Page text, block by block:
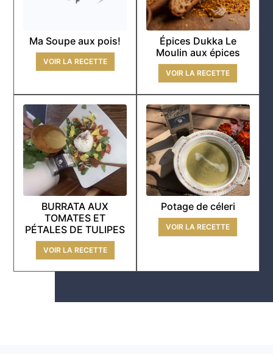
Ma Soupe aux pois!
VOIR LA RECETTE
Épices Dukka Le
Moulin aux épices
VOIR LA RECETTE
BURRATA AUX
TOMATES ET
PÉTALES DE TULIPES
VOIR LA RECETTE
Potage de céleri
VOIR LA RECETTE